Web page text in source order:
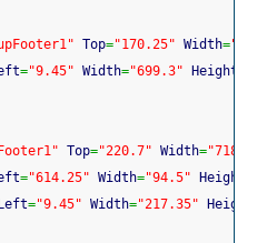
Top="170.25" Width=
="9.45" Width="699.3" Height
Top="220.7" Width=
="614.25" Width="94.5" Height
="9.45" Width="217.35" Height